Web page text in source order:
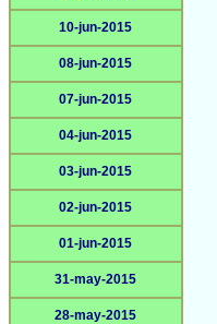
10-jun-2015
08-jun-2015
07-jun-2015
04-jun-2015
03-jun-2015
02-jun-2015
01-jun-2015
31-may-2015
28-may-2015